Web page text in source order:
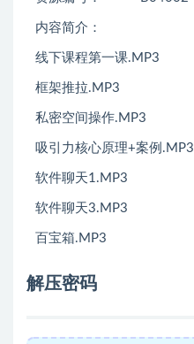
内容简介：
线下课程第一课.MP3
框架推拉.MP3
私密空间操作.MP3
吸引力核心原理+案例.MP3
软件聊天1.MP3
软件聊天3.MP3
百宝箱.MP3
解压密码